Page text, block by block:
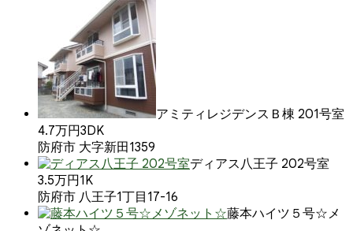
アミティレジデンスＢ棟 201号室
4.7万円3DK
防府市 大字新田1359
ディアス八王子 202号室
3.5万円1K
防府市 八王子1丁目17-16
藤本ハイツ５号☆メ